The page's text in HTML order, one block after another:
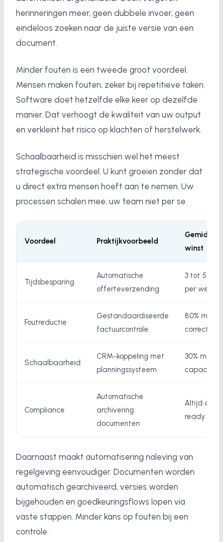
herinneringen meer, geen dubbele invoer, geen
eindeloos zoeken naar de juiste versie van een
document.
Minder fouten is een tweede groot voordeel.
Mensen maken fouten, zeker bij repetitieve taken.
Software doet hetzelfde elke keer op dezelfde
manier. Dat verhoogt de kwaliteit van uw output
en verkleint het risico op klachten of herstelwerk.
Schaalbaarheid is misschien wel het meest
strategische voordeel. U kunt groeien zonder dat
u direct extra mensen hoeft aan te nemen. Uw
processen schalen mee, uw team niet per se.
Voordeel Praktijkvoorbeeld
winst
Tijdsbesparing
Automatische
offerteverzending
3 tot 5 uur
per week
Foutreductie
Gestandaardiseerde
factuurcontrole
80%
correcties
Schaalbaarheid
CRM-koppeling met
planningssysteem
30% meer
capaciteit
Compliance
Automatische
archivering
documenten
Altijd
ready
Daarnaast maakt automatisering naleving van
regelgeving eenvoudiger. Documenten worden
automatisch gearchiveerd, versies worden
bijgehouden en goedkeuringsflows lopen via
vaste stappen. Minder kans op fouten bij een
controle.